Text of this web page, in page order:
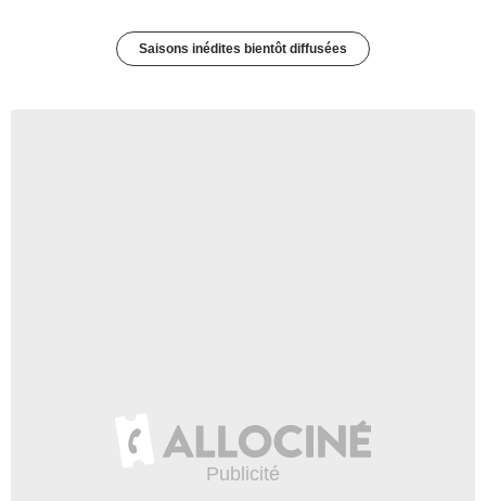
Saisons inédites bientôt diffusées